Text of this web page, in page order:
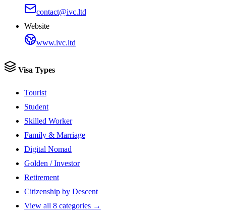
contact@ivc.ltd
Website
www.ivc.ltd
Visa Types
Tourist
Student
Skilled Worker
Family & Marriage
Digital Nomad
Golden / Investor
Retirement
Citizenship by Descent
View all 8 categories →